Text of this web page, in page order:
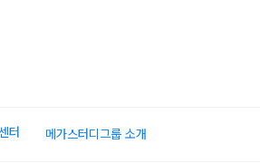
터 메가스터디그룹 소개